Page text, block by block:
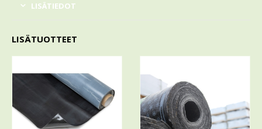
LISÄTIEDOT
LISÄTUOTTEET